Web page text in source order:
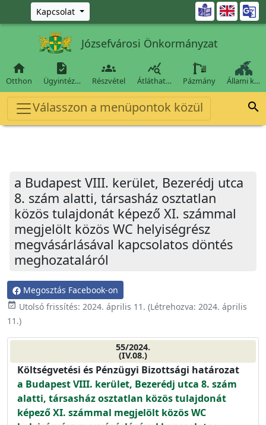
Ugrás a fő tartalomra
Kapcsolat 
Józsefvárosi Önkormányzat

Otthon

Ügyintéz…

Részvétel

Átláthat… Pázmány Állami k…
Válasszon a menüpontok közül 
a Budapest VIII. kerület, Bezerédj utca
8. szám alatti, társasház osztatlan
közös tulajdonát képező XI. számmal
megjelölt közös WC helyiségrész
megvásárlásával kapcsolatos döntés
meghozataláról
Megosztás Facebook-on
event_available Utolsó frissítés: 2024. április 11. (Létrehozva: 2024. április
11.)
55/2024.
(IV.08.)
Költségvetési és Pénzügyi Bizottsági határozat
a Budapest VIII. kerület, Bezerédj utca 8. szám
alatti, társasház osztatlan közös tulajdonát
képező XI. számmal megjelölt közös WC